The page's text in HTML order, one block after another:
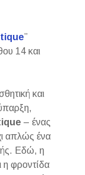
”
14 και
και
– ένας
απλώς ένα
Εδώ, η
η φροντίδα